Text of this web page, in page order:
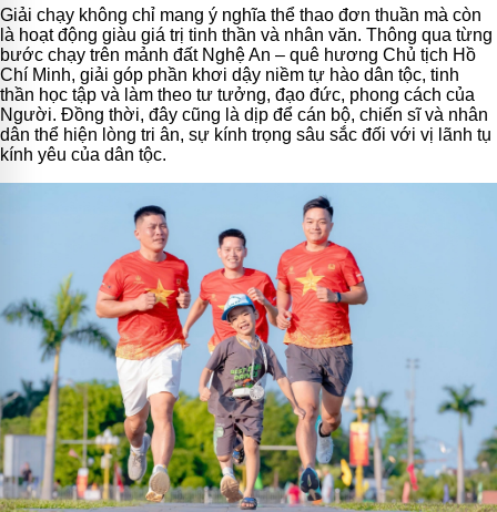
Giải chạy không chỉ mang ý nghĩa thể thao đơn thuần mà còn
là hoạt động giàu giá trị tinh thần và nhân văn. Thông qua từng
bước chạy trên mảnh đất Nghệ An – quê hương Chủ tịch Hồ
Chí Minh, giải góp phần khơi dậy niềm tự hào dân tộc, tinh
thần học tập và làm theo tư tưởng, đạo đức, phong cách của
Người. Đồng thời, đây cũng là dịp để cán bộ, chiến sĩ và nhân
dân thể hiện lòng tri ân, sự kính trọng sâu sắc đối với vị lãnh tụ
kính yêu của dân tộc.